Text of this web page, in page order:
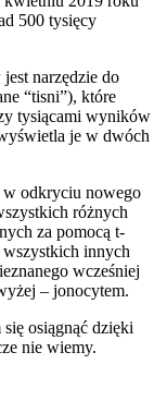
500 tysięcy
narzędzie do
“tisni”), które
tysiącami wyników
je w dwóch
w odkryciu nowego
różnych
za pomocą t-
wszystkich innych
wcześniej
– jonocytem.
osiągnąć dzięki
nie wiemy.